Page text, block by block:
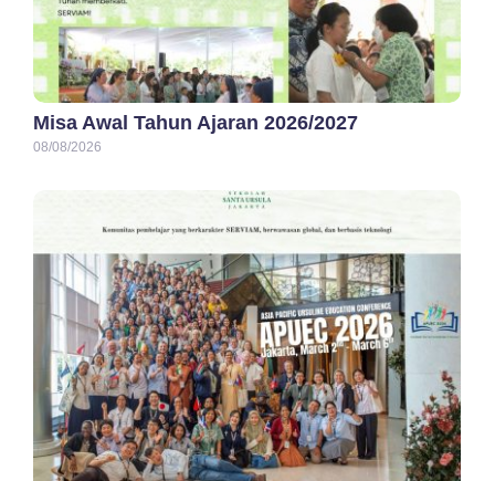
Misa Awal Tahun Ajaran 2026/2027
08/08/2026